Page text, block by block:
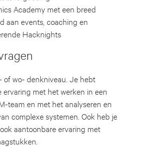
Academy met een breed
aan events, coaching en
Hacknights
of wo- denkniveau. Je hebt
ervaring met het werken in een
team en met het analyseren en
complexe systemen. Ook heb je
aantoonbare ervaring met